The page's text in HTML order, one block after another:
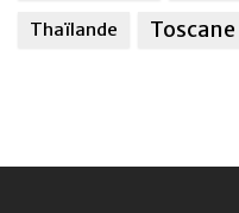
Thaïlande Toscane